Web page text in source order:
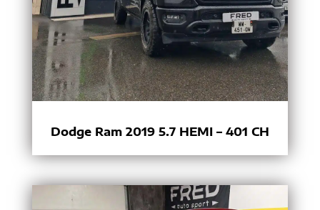
Dodge Ram 2019 5.7 HEMI – 401 CH